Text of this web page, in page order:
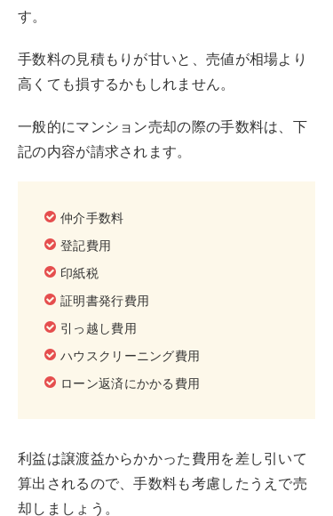
す。
手数料の見積もりが甘いと、売値が相場より
高くても損するかもしれません。
一般的にマンション売却の際の手数料は、下
記の内容が請求されます。
仲介手数料
登記費用
印紙税
証明書発行費用
引っ越し費用
ハウスクリーニング費用
ローン返済にかかる費用
利益は譲渡益からかかった費用を差し引いて
算出されるので、手数料も考慮したうえで売
却しましょう。